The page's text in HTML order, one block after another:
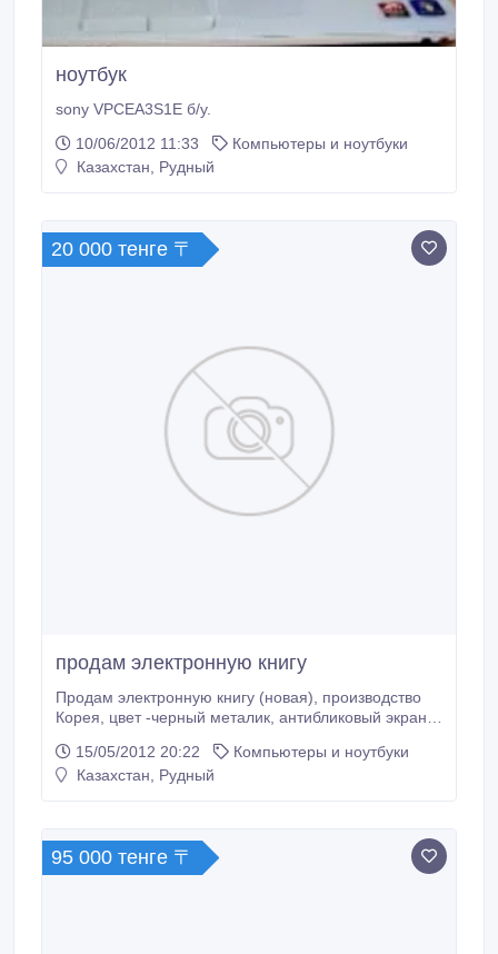
ноутбук
sony VPCEA3S1E б/у.
10/06/2012 11:33
Компьютеры и ноутбуки
Казахстан, Рудный
20 000 тенге 〒
продам электронную книгу
Продам электронную книгу (новая), производство
Корея, цвет -черный металик, антибликовый экран,
текстовых форматов, память1, 5 ГБ +флешкарта до
32ГБ.
15/05/2012 20:22
Компьютеры и ноутбуки
Казахстан, Рудный
95 000 тенге 〒